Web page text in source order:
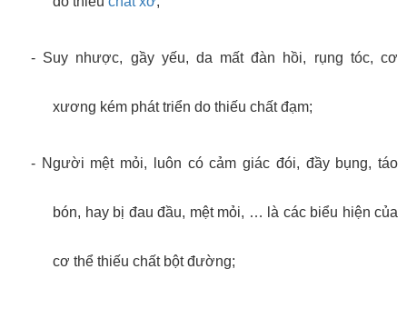
- Suy nhược, gầy yếu, da mất đàn hồi, rụng tóc, cơ
xương kém phát triển do thiếu chất đạm;
- Người mệt mỏi, luôn có cảm giác đói, đầy bụng, táo
bón, hay bị đau đầu, mệt mỏi, … là các biểu hiện của
cơ thể thiếu chất bột đường;